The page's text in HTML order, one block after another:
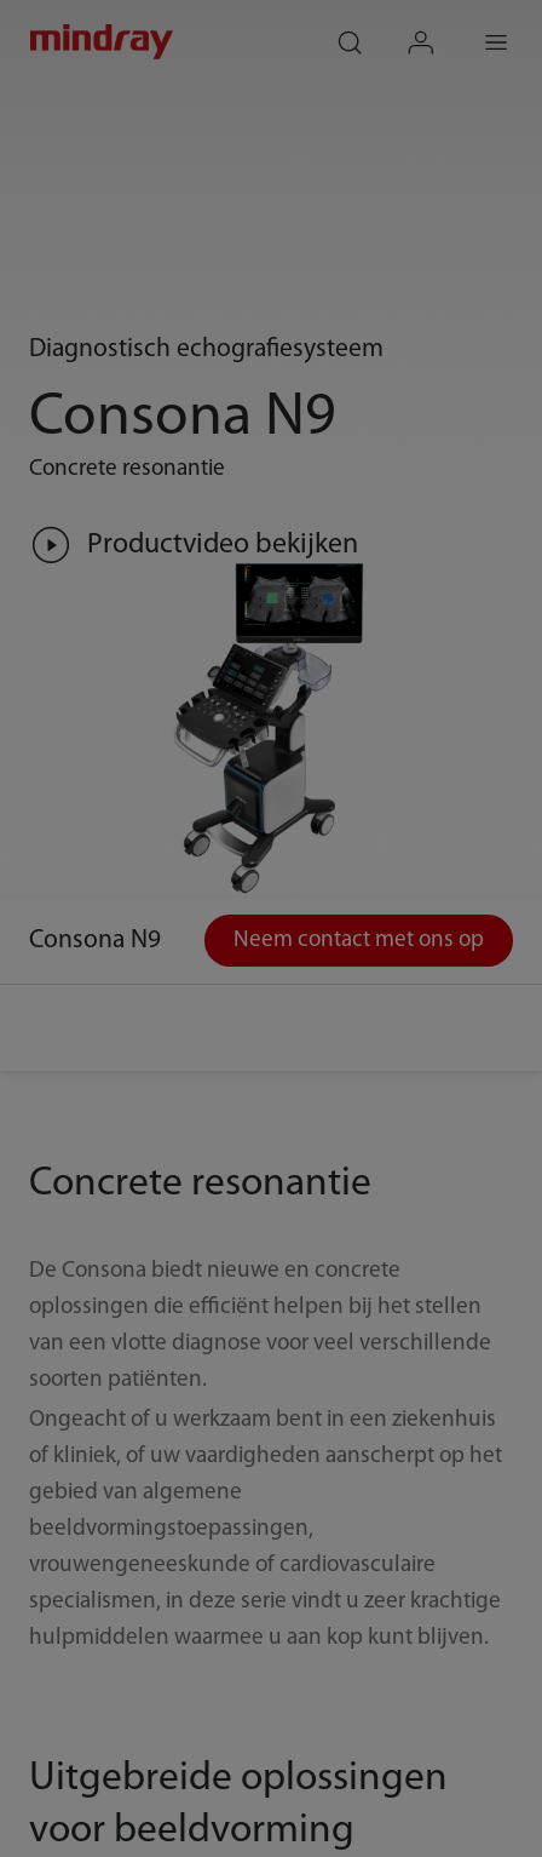
Diagnostisch echografiesysteem
Consona N9
Concrete resonantie
Productvideo bekijken
Consona N9 Neem contact met ons op
Concrete resonantie
De Consona biedt nieuwe en concrete
oplossingen die efficiënt helpen bij het stellen
van een vlotte diagnose voor veel verschillende
soorten patiënten.
Ongeacht of u werkzaam bent in een ziekenhuis
of kliniek, of uw vaardigheden aanscherpt op het
gebied van algemene
beeldvormingstoepassingen,
vrouwengeneeskunde of cardiovasculaire
specialismen, in deze serie vindt u zeer krachtige
hulpmiddelen waarmee u aan kop kunt blijven.
Uitgebreide oplossingen
voor beeldvorming